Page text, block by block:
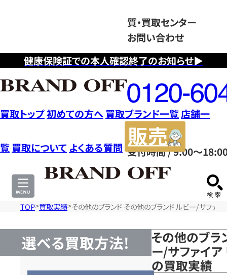
健康保険証での本人確認終了のお知らせ▶
質・買取センター
お問い合わせ
フ
リ
ー
ダ
イ
ヤ
ル
0120604117
受付時間 / 9:00～
買取トップ初めての方へ 買取ブランド一覧店舗一
覧 買取について よくある質問
サ
TOP 買取実績 その他のブランド その他のブランド ルビー/サファ
選べる買取方法!
その他のブラ
ー/サファイア
の買取実績